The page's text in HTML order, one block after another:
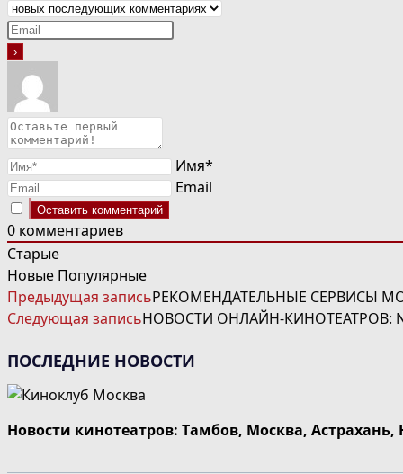
Имя*
Email
0 комментариев
Старые
Новые Популярные
ЧИТАТЬ
ДАЛЕЕ
СТАТЬИ
Предыдущая записьРЕКОМЕНДАТЕЛЬНЫЕ СЕРВИСЫ
Следующая записьНОВОСТИ ОНЛАЙН-КИНОТЕАТРОВ:
ПОСЛЕДНИЕ НОВОСТИ
Новости кинотеатров: Тамбов, Москва,